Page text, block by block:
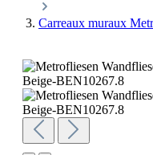
Carreaux muraux